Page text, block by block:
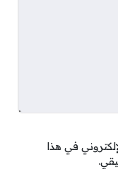
في هذا